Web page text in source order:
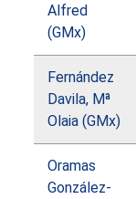
Alfred
(GMx)
Fernández
Davila, Mª
Olaia (GMx)
Oramas
González-